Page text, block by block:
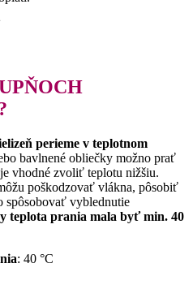
perieme v teplotnom
bavlnené obliečky možno prať
vhodné zvoliť teplotu nižšiu.
poškodzovať vlákna, pôsobiť
spôsobovať vyblednutie
teplota prania mala byť min. 40
: 40 °C